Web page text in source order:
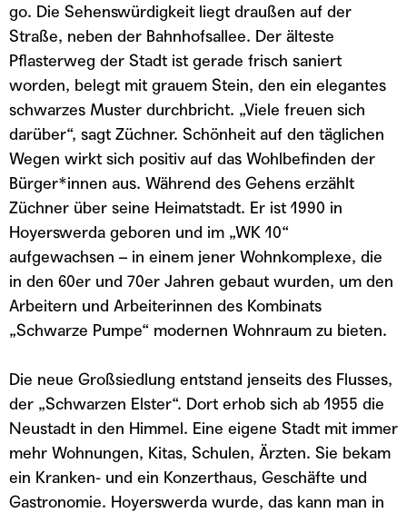
go. Die Sehenswürdigkeit liegt draußen auf der
Straße, neben der Bahnhofsallee. Der älteste
Pflasterweg der Stadt ist gerade frisch saniert
worden, belegt mit grauem Stein, den ein elegantes
schwarzes Muster durchbricht. „Viele freuen sich
darüber“, sagt Züchner. Schönheit auf den täglichen
Wegen wirkt sich positiv auf das Wohlbefinden der
Bürger*innen aus. Während des Gehens erzählt
Züchner über seine Heimatstadt. Er ist 1990 in
Hoyerswerda geboren und im „WK 10“
aufgewachsen – in einem jener Wohnkomplexe, die
in den 60er und 70er Jahren gebaut wurden, um den
Arbeitern und Arbeiterinnen des Kombinats
„Schwarze Pumpe“ modernen Wohnraum zu bieten.
Die neue Großsiedlung entstand jenseits des Flusses,
der „Schwarzen Elster“. Dort erhob sich ab 1955 die
Neustadt in den Himmel. Eine eigene Stadt mit immer
mehr Wohnungen, Kitas, Schulen, Ärzten. Sie bekam
ein Kranken- und ein Konzerthaus, Geschäfte und
Gastronomie. Hoyerswerda wurde, das kann man in